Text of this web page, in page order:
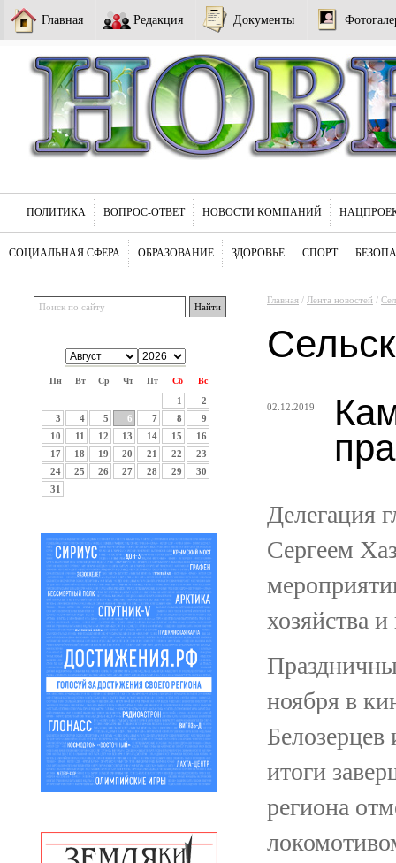
Главная Редакция Документы
ПОЛИТИКА ВОПРОС-ОТВЕТ НОВОСТИ КОМПАНИЙ
СОЦИАЛЬНАЯ СФЕРА ОБРАЗОВАНИЕ ЗДОРОВЬЕ СПОРТ
Пн Вт Ср Чт Пт Сб Вс
1
2
3
4 5 6 7 8
9
10
11 12 13 14 15
16
17
18 19 20 21 22
23
24
25 26 27 28 29
30
31
Главная / Лента новостей /
02.12.2019
Делегация
Сергеем
хозяйства
ноября в
итоги
региона